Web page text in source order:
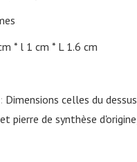
l 1 cm
L 1.6 cm
Dimensions celles du
pierre de synthèse